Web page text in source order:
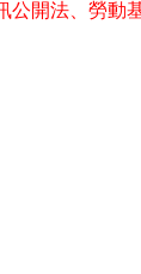
公開法、勞動